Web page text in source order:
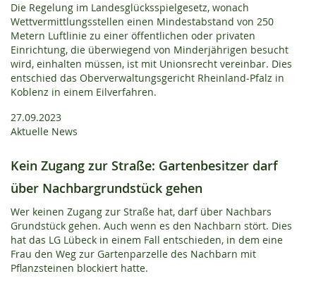
Die Regelung im Landesglücksspielgesetz, wonach
Wettvermittlungsstellen einen Mindestabstand von 250
Metern Luftlinie zu einer öffentlichen oder privaten
Einrichtung, die überwiegend von Minderjährigen besucht
wird, einhalten müssen, ist mit Unionsrecht vereinbar. Dies
entschied das Oberverwaltungsgericht Rheinland-Pfalz in
Koblenz in einem Eilverfahren.
27.09.2023
Aktuelle News
Kein Zugang zur Straße: Gartenbesitzer darf
über Nachbargrundstück gehen
Wer keinen Zugang zur Straße hat, darf über Nachbars
Grundstück gehen. Auch wenn es den Nachbarn stört. Dies
hat das LG Lübeck in einem Fall entschieden, in dem eine
Frau den Weg zur Gartenparzelle des Nachbarn mit
Pflanzsteinen blockiert hatte.